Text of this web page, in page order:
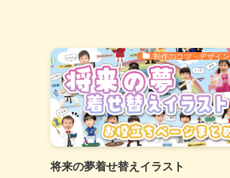
制作のコツ・デザイン
将来の夢着せ替えイラスト